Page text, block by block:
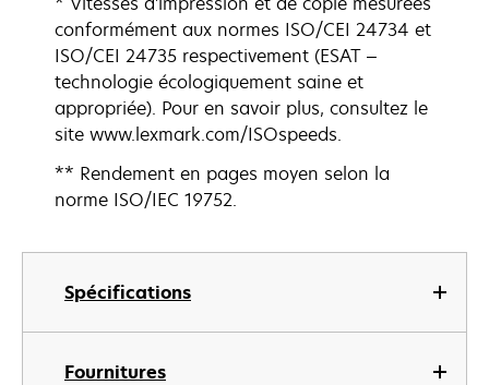
Spécifications
Fournitures
conformément aux normes ISO/CEI 24734 et
ISO/CEI 24735 respectivement (ESAT –
technologie écologiquement saine et
appropriée). Pour en savoir plus, consultez le
site www.lexmark.com/ISOspeeds.
** Rendement en pages moyen selon la
norme ISO/IEC 19752.